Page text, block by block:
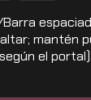
mantén
el portal).